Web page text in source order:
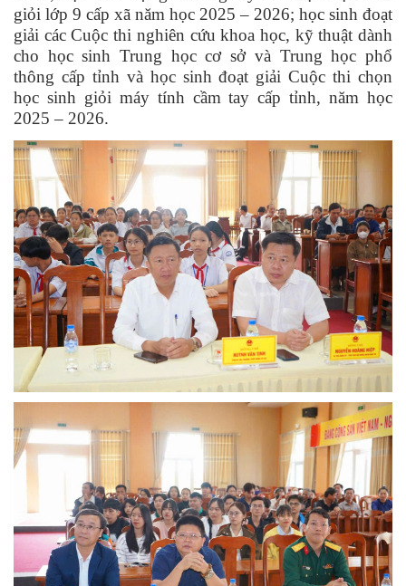
giỏi lớp 9 cấp xã năm học 2025 – 2026; học sinh đoạt
giải các Cuộc thi nghiên cứu khoa học, kỹ thuật dành
cho học sinh Trung học cơ sở và Trung học phổ
thông cấp tỉnh và học sinh đoạt giải Cuộc thi chọn
học sinh giỏi máy tính cầm tay cấp tỉnh, năm học
2025 – 2026.